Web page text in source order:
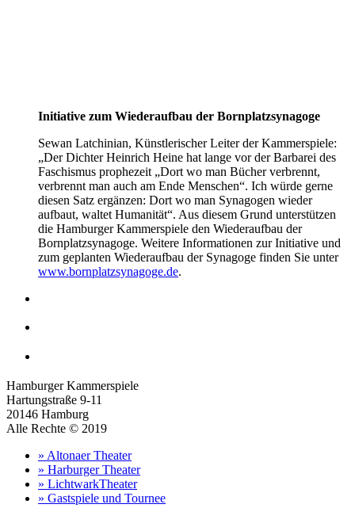
Initiative zum Wiederaufbau der Bornplatzsynagoge
Sewan Latchinian, Künstlerischer Leiter der Kammerspiele:
„Der Dichter Heinrich Heine hat lange vor der Barbarei des
Faschismus prophezeit „Dort wo man Bücher verbrennt,
verbrennt man auch am Ende Menschen“. Ich würde gerne
diesen Satz ergänzen: Dort wo man Synagogen wieder
aufbaut, waltet Humanität“. Aus diesem Grund unterstützen
die Hamburger Kammerspiele den Wiederaufbau der
Bornplatzsynagoge. Weitere Informationen zur Initiative und
zum geplanten Wiederaufbau der Synagoge finden Sie unter
www.bornplatzsynagoge.de.
Hamburger Kammerspiele
Hartungstraße 9-11
20146 Hamburg
Alle Rechte © 2019
» Altonaer Theater
» Harburger Theater
» LichtwarkTheater
» Gastspiele und Tournee